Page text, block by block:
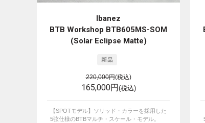
Ibanez
BTB Workshop BTB605MS-SOM
(Solar Eclipse Matte)
220,000円(税込)
165,000円 (税込)
【SPOTモデル】ソリッド・カラーを採用した
5弦仕様のBTBマルチ・スケール・モデル。